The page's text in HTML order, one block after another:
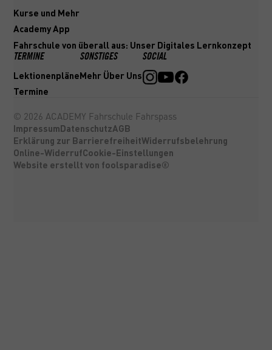
Kurse und Mehr
Academy App
Fahrschule von überall aus: Unser Digitales Lernkonzept
TERMINE
Lektionenpläne
Termine
SONSTIGES
Mehr Über Uns
SOCIAL
© 2026 ACADEMY Fahrschule Fahrspass
Impressum DatenschutzAGB
Erklärung zur BarrierefreiheitWiderrufsbelehrung
Online-WiderrufCookie-Einstellungen
Website erstellt von foolsparadise®